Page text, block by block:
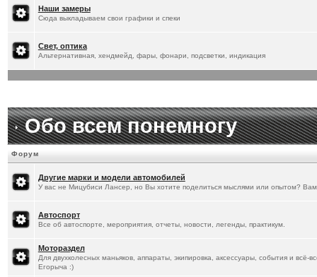
[20.1.2026]Titus:
Наши замеры
Сюда выкладываем свои графики и спеки
Свет, оптика
Альтернативная, хендмейд, фары, фонари, подсветки, индикация
Обо всем понемногу
Форум
Другие марки и модели автомобилей
У вас не Мицубиси Лансер, но Вы хотите поделиться мыслями или опытом?
Автоспорт
Все об автоспорте, мероприятия, отчеты, новости, легенды, практикум.
Мотораздел
Для двухколесных маньяков, аппараты, экипировка, аксессуары, события и всё-
Егорыча :)